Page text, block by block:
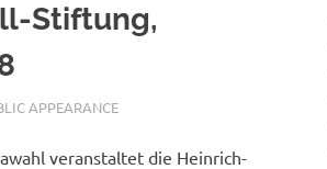
Stiftung,
APPEARANCE
veranstaltet die Heinrich-